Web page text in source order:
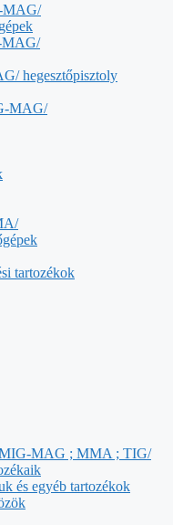
MAG/
MAG/
hegesztőpisztoly
MAG/
tartozékok
MIG-MAG ; MMA ; TIG/
és egyéb tartozékok